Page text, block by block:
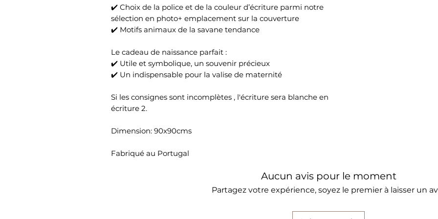
✔️ Choix de la police et de la couleur d’écriture parmi notre
sélection en photo+ emplacement sur la couverture
✔️ Motifs animaux de la savane tendance
Le cadeau de naissance parfait :
✔️ Utile et symbolique, un souvenir précieux
✔️ Un indispensable pour la valise de maternité
Si les consignes sont incomplètes , l'écriture sera blanche en
écriture 2.
Dimension: 90x90cms
Fabriqué au Portugal
Aucun avis pour le moment
Partagez votre expérience, soyez le premier à laisser un